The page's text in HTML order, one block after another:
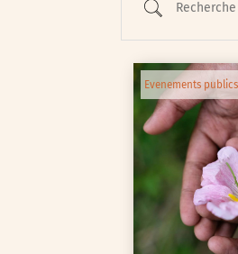
Evenements publics